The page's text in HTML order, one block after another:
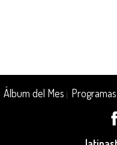
|Álbum del Mes Programas